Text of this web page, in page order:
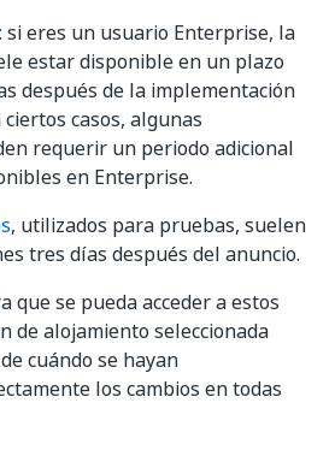
: si eres un usuario Enterprise, la
estar disponible en un plazo
después de la implementación
casos, algunas
requerir un periodo adicional
en Enterprise.
, utilizados para pruebas, suelen
tres días después del anuncio.
que se pueda acceder a estos
de alojamiento seleccionada
cuándo se hayan
los cambios en todas